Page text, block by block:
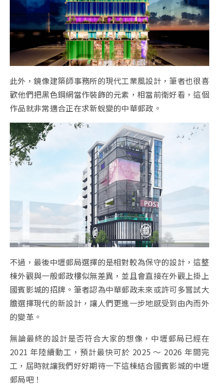
此外，鏡像建築師事務所的現代工業風設計，筆者也很喜
歡他們把黑色鋼網當作裝飾的元素，相當前衛好看，這個
作品就非常適合正在求新蛻變的中華郵政。
不過，最後中壢郵局選擇的是相對較為保守的設計，這整
棟外觀與一般郵政樓似無差異，並且會直接在外觀上掛上
國賓影城的招牌。筆者認為中華郵政未來或許可多嘗試大
膽選擇現代的新設計，讓人們更進一步地感受到由內而外
的變革。
無論最終的設計是否符合大家的想像，中壢郵局已經在
2021 年陸續動工，預計最快可於 2025 ～ 2026 年間完
工，屆時就讓我們好好期待一下這棟結合國賓影城的中壢
郵局吧！